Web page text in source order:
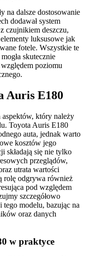
na dalsze dostosowanie
dodawał system
czujnikiem deszczu,
luksusowe jak
fotele. Wszystkie te
skutecznie
poziomu
Auris E180
który należy
Toyota Auris E180
auta, jednak warto
kosztów jego
składają się nie tylko
przeglądów,
utrata wartości
rolę odgrywa również
pod względem
szczegółowo
tego modelu, bazując na
oraz danych
w praktyce